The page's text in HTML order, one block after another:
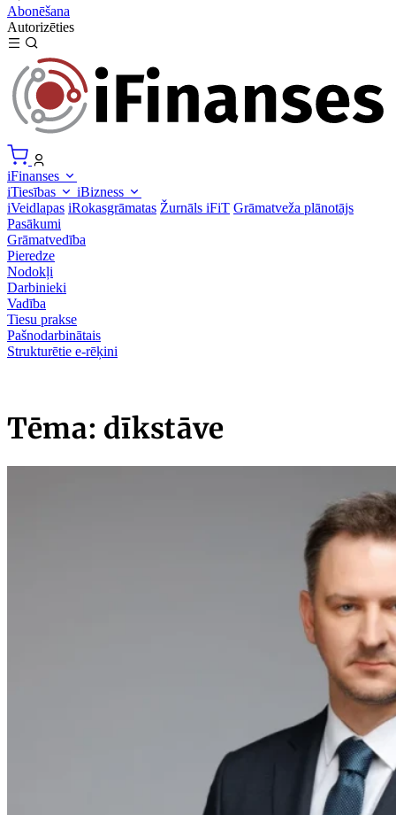
Abonēšana
Autorizēties
iFinanses
iTiesības
iBizness
iVeidlapas iRokasgrāmatas Žurnāls iFiT Grāmatveža plānotājs
Pasākumi
Grāmatvedība
Pieredze
Nodokļi
Darbinieki
Vadība
Tiesu prakse
Pašnodarbinātais
Strukturētie e-rēķini
Tēma: dīkstāve